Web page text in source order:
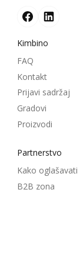
Kimbino
FAQ
Kontakt
Prijavi sadržaj
Gradovi
Proizvodi
Partnerstvo
Kako oglašavati
B2B zona